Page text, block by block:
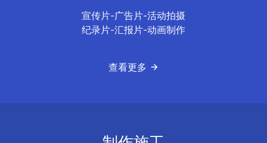
宣传片-广告片-活动拍摄
纪录片-汇报片-动画制作
查看更多